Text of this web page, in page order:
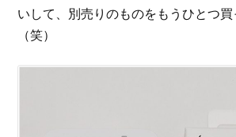
いして、別売りのものをもうひとつ
（笑）